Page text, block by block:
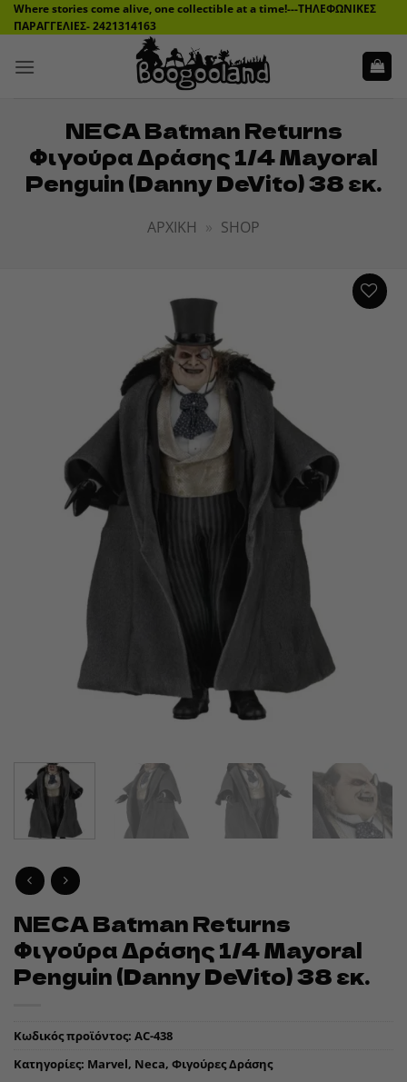
Μετάβαση
στο
Where stories come alive, one collectible at a time!---ΤΗΛΕΦΩΝΙΚΕΣ
ΠΑΡΑΓΓΕΛΙΕΣ- 2421314163
NECA Batman Returns
Φιγούρα Δράσης 1/4 Mayoral
Penguin (Danny DeVito) 38 εκ.
ΑΡΧΙΚΉ » SHOP
NECA Batman Returns
Φιγούρα Δράσης 1/4 Mayoral
Penguin (Danny DeVito) 38 εκ.
Κωδικός προϊόντος: AC-438
Κατηγορίες: Marvel, Neca, Φιγούρες Δράσης